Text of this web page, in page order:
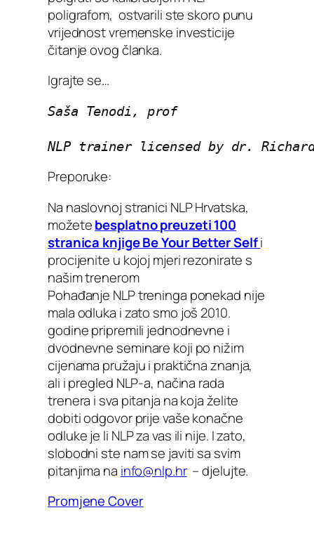
poligrafom, ostvarili ste skoro punu
vrijednost vremenske investicije
čitanje ovog članka.
Igrajte se…
Saša Tenodi, prof
NLP trainer licensed by dr.
Preporuke:
Na naslovnoj stranici NLP Hrvatska,
možetebesplatno preuzeti 100
stranica knjige Be Your Better Selfi
procijenite u kojoj mjeri rezonirate s
našim trenerom
Pohađanje NLP treninga ponekad nije
mala odluka i zato smo još 2010.
godine pripremili jednodnevne i
dvodnevne seminare koji po nižim
cijenama pružaju i praktična znanja,
ali i pregled NLP-a, načina rada
trenera i sva pitanja na koja želite
dobiti odgovor prije vaše konačne
odluke je li NLP za vas ili nije. I zato,
slobodni ste nam se javiti sa svim
pitanjima na info@nlp.hr– djelujte.
Promjene Cover